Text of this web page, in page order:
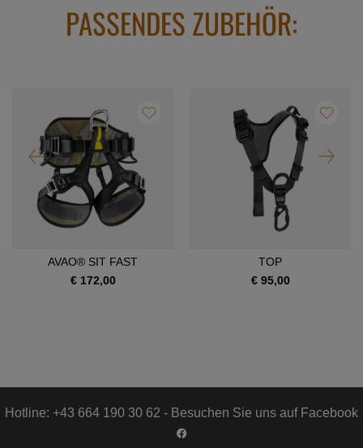
PASSENDES ZUBEHÖR:
AVAO® SIT FAST
€ 172,00
TOP
€ 95,00
Hotline: +43 664 190 30 62 - Besuchen Sie uns auf Facebook